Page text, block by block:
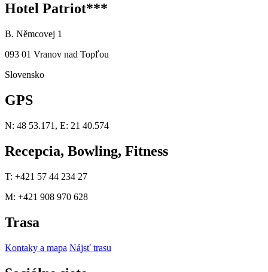
Hotel Patriot***
B. Němcovej 1
093 01 Vranov nad Topľou
Slovensko
GPS
N: 48 53.171, E: 21 40.574
Recepcia, Bowling, Fitness
T: +421 57 44 234 27
M: +421 908 970 628
Trasa
Kontaky a mapa Nájsť trasu